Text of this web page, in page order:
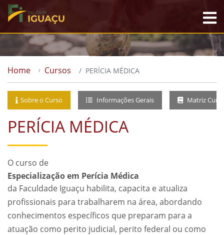
Home Cursos PERÍCIA MÉDICA
Sobre o Curso Informações Gerais Matriz
PERÍCIA MÉDICA
O curso de
Especialização em Perícia Médica
da Faculdade Iguaçu habilita, capacita e atualiza
profissionais para trabalharem na área, abordando
conhecimentos específicos que preparam para a
atuação como perito judicial, perito federal ou como